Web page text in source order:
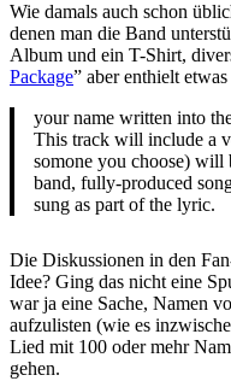
Wie damals auch schon
denen man die Band
Album und ein T-Shirt,
Package” aber enthielt
your name written into
This track will include a
somone you choose)
band, fully-produced
sung as part of the lyric.
Die Diskussionen in den
Idee? Ging das nicht eine
war ja eine Sache, Namen
aufzulisten (wie es
Lied mit 100 oder mehr
gehen.